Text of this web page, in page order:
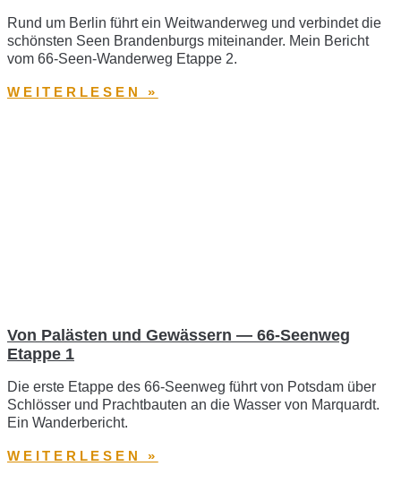
Rund um Berlin führt ein Weitwanderweg und verbindet die
schönsten Seen Brandenburgs miteinander. Mein Bericht
vom 66-Seen-Wanderweg Etappe 2.
WEITERLESEN »
Von Palästen und Gewässern — 66-Seenweg
Etappe 1
Die erste Etappe des 66-Seenweg führt von Potsdam über
Schlösser und Prachtbauten an die Wasser von Marquardt.
Ein Wanderbericht.
WEITERLESEN »